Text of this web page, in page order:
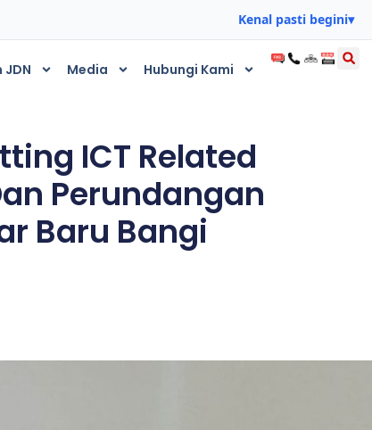
Kenal pasti begini▾
JDN Media Hubungi Kami
ICT Related
Perundangan
Baru Bangi